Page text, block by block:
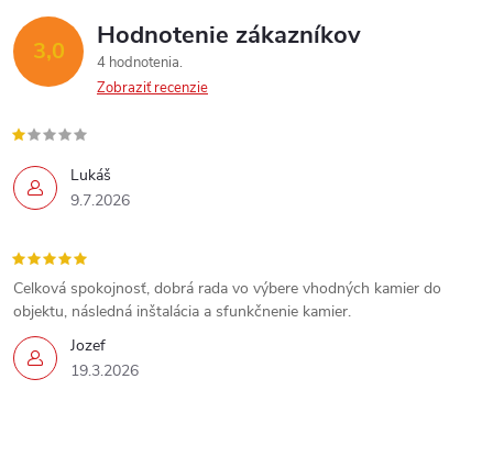
3,0 Hodnotenie zákazníkov
4 hodnotenia
Zobraziť recenzie
Lukáš
9.7.2026
Jozef
19.3.2026
Celková spokojnosť, dobrá rada vo výbere vhodných kamier do
objektu, následná inštalácia a sfunkčnenie kamier.